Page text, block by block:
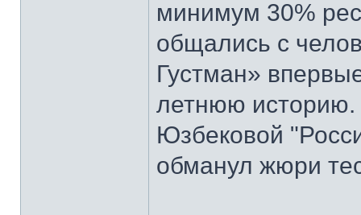
минимум 30%
общались с
Густман»
летнюю историю.
Юзбековой
обманул жюри